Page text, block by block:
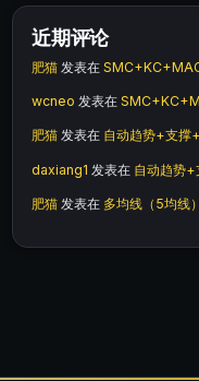
近期评论
肥猫 发表在
wcneo 发表在
肥猫 发表在 自动趋势+支撑
daxiang1 发表在 自动趋势
肥猫 发表在 多均线（5均线